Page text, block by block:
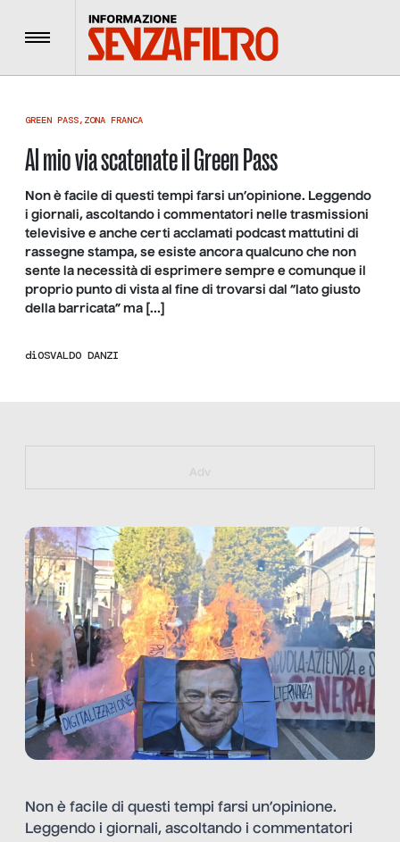
Menu
GREEN PASS, ZONA FRANCA
Al mio via scatenate il Green Pass
Non è facile di questi tempi farsi un’opinione. Leggendo
i giornali, ascoltando i commentatori nelle trasmissioni
televisive e anche certi acclamati podcast mattutini di
rassegne stampa, se esiste ancora qualcuno che non
sente la necessità di esprimere sempre e comunque il
proprio punto di vista al fine di trovarsi dal “lato giusto
della barricata” ma […]
diOSVALDO DANZI
https://bit.ly/muster_aggiornamento
Adv
Non è facile di questi tempi farsi un’opinione.
Leggendo i giornali, ascoltando i commentatori